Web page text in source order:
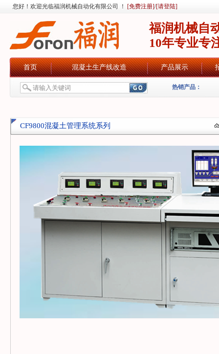
您好！欢迎光临福润机械自动化有限公司 ！ [免费注册]/[请登陆]
福润机械自
10年专业专
首页 混凝土生产线改造 产品展示
热销产品：
CF9800混凝土管理系统系列